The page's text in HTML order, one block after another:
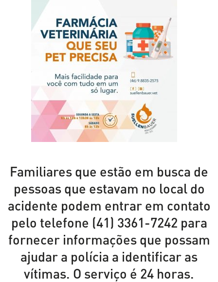
Familiares que estão em busca de
pessoas que estavam no local do
acidente podem entrar em contato
pelo telefone (41) 3361-7242 para
fornecer informações que possam
ajudar a polícia a identificar as
vítimas. O serviço é 24 horas.